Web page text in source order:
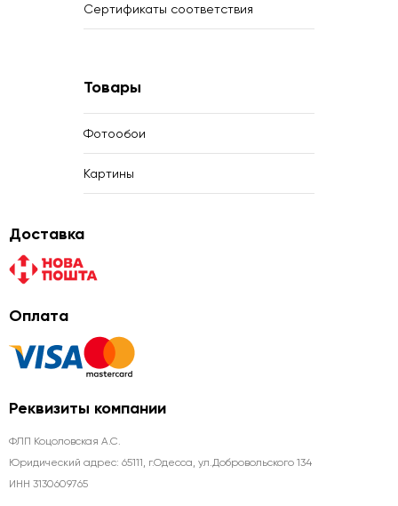
Сертификаты соответствия
Товары
Фотообои
Картины
Доставка
Оплата
Реквизиты компании
ФЛП Коцоловская А.С.
Юридический адрес: 65111, г.Одесса, ул.Добровольского 134
ИНН 3130609765